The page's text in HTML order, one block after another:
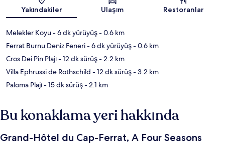
Yakındakiler Ulaşım Restoranlar
Melekler Koyu- 6 dk yürüyüş- 0.6 km
Ferrat Burnu Deniz Feneri- 6 dk yürüyüş- 0.6 km
Cros Dei Pin Plajı- 12 dk sürüş- 2.2 km
Villa Ephrussi de Rothschild - 12 dk sürüş- 3.2 km
Paloma Plajı- 15 dk sürüş- 2.1 km
Bu konaklama yeri hakkında
Grand-Hôtel du Cap-Ferrat, A Four Seasons